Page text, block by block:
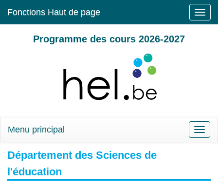
Toggle
Fonctions Haut de page
Programme des cours 2026-2027
Toggle
Menu principal
Département des Sciences de
l'éducation